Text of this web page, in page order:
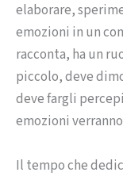
elaborare,
emozioni in un
racconta, ha un
piccolo, deve
deve fargli
emozioni
Il tempo che